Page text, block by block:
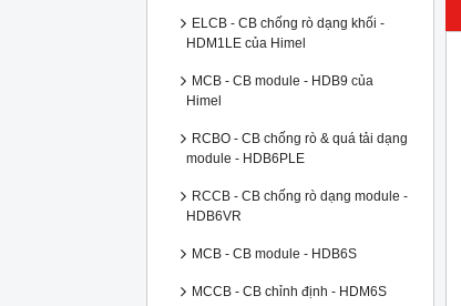
ELCB - CB chống rò dạng khối -
HDM1LE của Himel
MCB - CB module - HDB9 của
Himel
RCBO - CB chống rò & quá tải dạng
module - HDB6PLE
RCCB - CB chống rò dạng module -
HDB6VR
MCB - CB module - HDB6S
MCCB - CB chỉnh định - HDM6S